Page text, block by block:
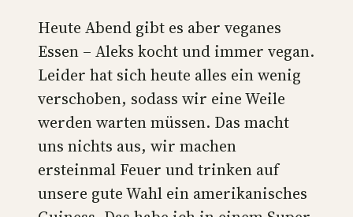
Heute Abend gibt es aber veganes
Essen – Aleks kocht und immer vegan.
Leider hat sich heute alles ein wenig
verschoben, sodass wir eine Weile
werden warten müssen. Das macht
uns nichts aus, wir machen
ersteinmal Feuer und trinken auf
unsere gute Wahl ein amerikanisches